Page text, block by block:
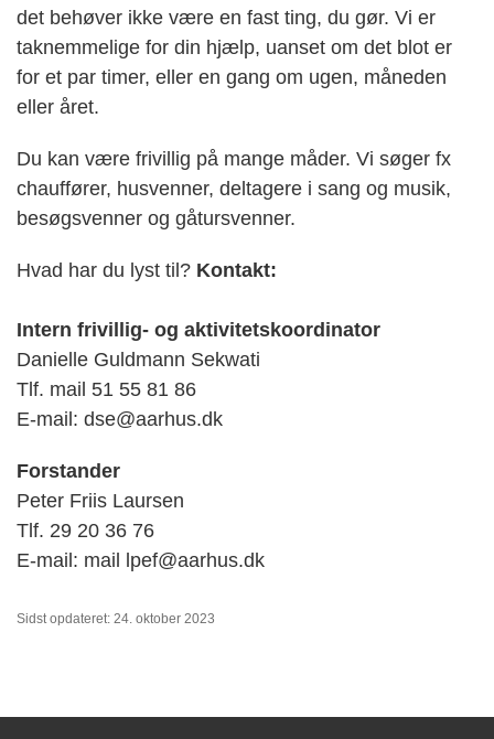
det behøver ikke være en fast ting, du gør. Vi er
taknemmelige for din hjælp, uanset om det blot er
for et par timer, eller en gang om ugen, måneden
eller året.
Du kan være frivillig på mange måder. Vi søger fx
chauffører, husvenner, deltagere i sang og musik,
besøgsvenner og gåtursvenner.
Hvad har du lyst til? Kontakt:
Intern frivillig- og aktivitetskoordinator
Danielle Guldmann Sekwati
Tlf. mail 51 55 81 86
E-mail: dse@aarhus.dk
Forstander
Peter Friis Laursen
Tlf. 29 20 36 76
E-mail: mail lpef@aarhus.dk
Sidst opdateret: 24. oktober 2023